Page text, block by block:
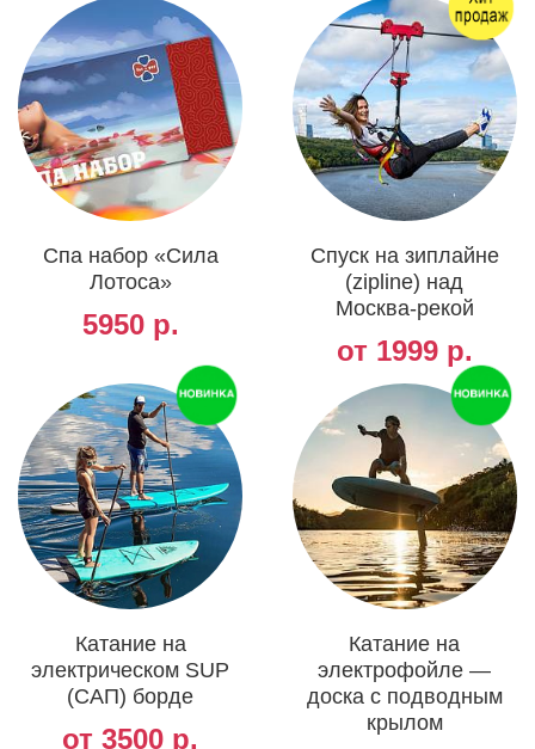
Спа набор «Сила
Лотоса»
5950 р.
Спуск на зиплайне
(zipline) над
Москва-рекой
от 1999 р.
Катание на
электрическом SUP
(САП) борде
от 3500 р.
Катание на
электрофойле —
доска с подводным
крылом